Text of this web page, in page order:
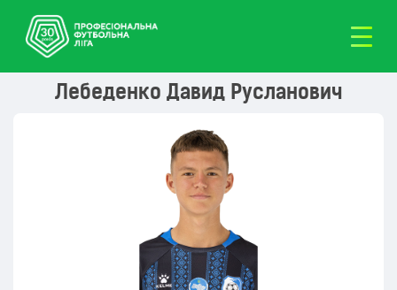
Лебеденко Давид Русланович